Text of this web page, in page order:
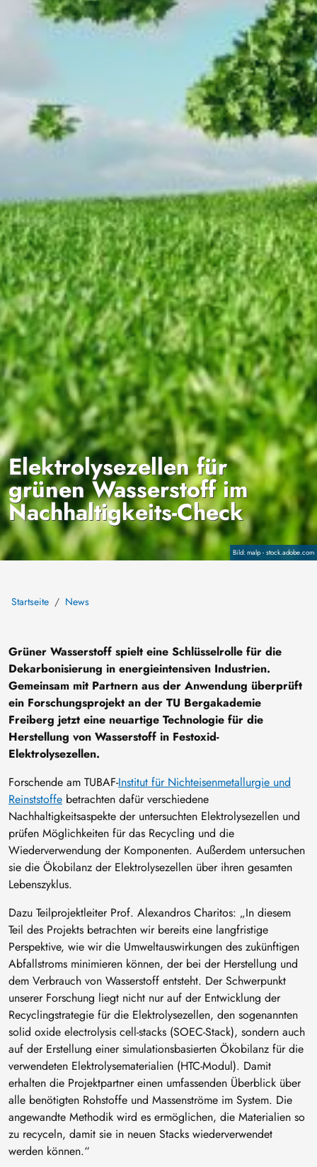
Copyrightmalp - stock.adobe.com
Elektrolysezellen für
grünen Wasserstoff im
Nachhaltigkeits-Check
Startseite News
Grüner Wasserstoff spielt eine Schlüsselrolle für die
Dekarbonisierung in energieintensiven Industrien.
Gemeinsam mit Partnern aus der Anwendung überprüft
ein Forschungsprojekt an der TU Bergakademie
Freiberg jetzt eine neuartige Technologie für die
Herstellung von Wasserstoff in Festoxid-
Elektrolysezellen.
Forschende am TUBAF-Institut für Nichteisenmetallurgie und
Reinststoffe betrachten dafür verschiedene
Nachhaltigkeitsaspekte der untersuchten Elektrolysezellen und
prüfen Möglichkeiten für das Recycling und die
Wiederverwendung der Komponenten. Außerdem untersuchen
sie die Ökobilanz der Elektrolysezellen über ihren gesamten
Lebenszyklus.
Dazu Teilprojektleiter Prof. Alexandros Charitos: „In diesem
Teil des Projekts betrachten wir bereits eine langfristige
Perspektive, wie wir die Umweltauswirkungen des zukünftigen
Abfallstroms minimieren können, der bei der Herstellung und
dem Verbrauch von Wasserstoff entsteht. Der Schwerpunkt
unserer Forschung liegt nicht nur auf der Entwicklung der
Recyclingstrategie für die Elektrolysezellen, den sogenannten
solid oxide electrolysis cell-stacks (SOEC-Stack), sondern auch
auf der Erstellung einer simulationsbasierten Ökobilanz für die
verwendeten Elektrolysematerialien (HTC-Modul). Damit
erhalten die Projektpartner einen umfassenden Überblick über
alle benötigten Rohstoffe und Massenströme im System. Die
angewandte Methodik wird es ermöglichen, die Materialien so
zu recyceln, damit sie in neuen Stacks wiederverwendet
werden können.“